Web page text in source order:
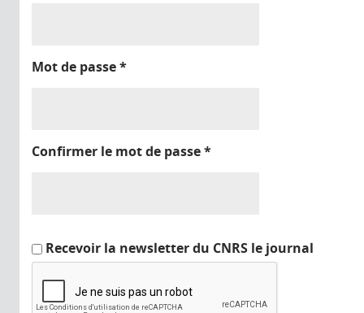
Mot de passe*
Confirmer le mot de passe*
Recevoir la newsletter du CNRS le journal